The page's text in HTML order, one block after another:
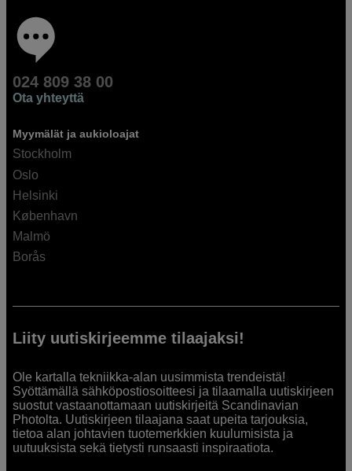
024 809 38 00
Ota yhteyttä
Myymälät ja aukioloajat
Stockholm
Oslo
Helsinki
København
Malmö
Borås
Liity uutiskirjeemme tilaajaksi!
Ole kartalla tekniikka-alan uusimmista trendeistä!
Syöttämällä sähköpostiosoitteesi ja tilaamalla uutiskirjeen
suostut vastaanottamaan uutiskirjeitä Scandinavian
Photolta. Uutiskirjeen tilaajana saat upeita tarjouksia,
tietoa alan johtavien tuotemerkkien kuulumisista ja
uutuuksista sekä tietysti runsaasti inspiraatiota.